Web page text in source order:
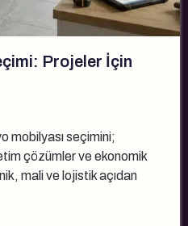
Projeler İçin
mobilyası seçimini;
çözümler ve ekonomik
mali ve lojistik açıdan